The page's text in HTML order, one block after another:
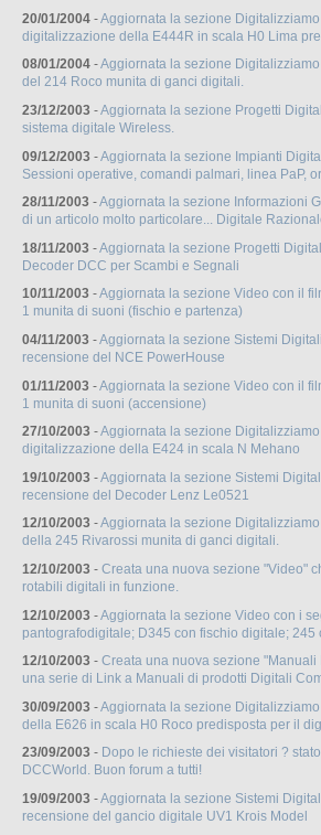
20/01/2004 -Aggiornata la sezione
digitalizzazione della E444R in scala H0 Lima
08/01/2004 -Aggiornata la sezione
del 214 Roco munita di ganci digitali.
23/12/2003 -Aggiornata la sezione Progetti
sistema digitale Wireless.
09/12/2003 -Aggiornata la sezione Impianti
Sessioni operative, comandi palmari, linea PaP,
28/11/2003 -Aggiornata la sezione Informazioni
di un articolo molto particolare... Digitale
18/11/2003 -Aggiornata la sezione Progetti
Decoder DCC per Scambi e Segnali
10/11/2003 -Aggiornata la sezione Video con il
1 munita di suoni (fischio e partenza)
04/11/2003 -Aggiornata la sezione Sistemi
recensione del NCE PowerHouse
01/11/2003 -Aggiornata la sezione Video con il
1 munita di suoni (accensione)
27/10/2003 -Aggiornata la sezione
digitalizzazione della E424 in scala N Mehano
19/10/2003 -Aggiornata la sezione Sistemi
recensione del Decoder Lenz Le0521
12/10/2003 -Aggiornata la sezione
della 245 Rivarossi munita di ganci digitali.
12/10/2003 - Creata una nuova sezione "Video"
rotabili digitali in funzione.
12/10/2003 -Aggiornata la sezione Video con i
pantografodigitale; D345 con fischio digitale; 245
12/10/2003 - Creata una nuova sezione "Manuali
una serie di Link a Manuali di prodotti Digitali
30/09/2003 -Aggiornata la sezione
della E626 in scala H0 Roco predisposta per il
23/09/2003 - Dopo le richieste dei visitatori ?
DCCWorld. Buon forum a tutti!
19/09/2003 -Aggiornata la sezione Sistemi
recensione del gancio digitale UV1 Krois Model